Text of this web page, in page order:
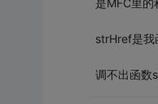
是MFC里的
strHref是我
调不出函数